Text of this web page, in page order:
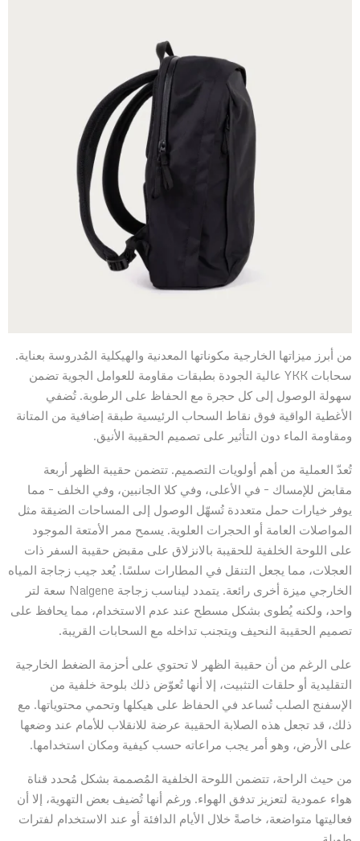
من أبرز ميزاتها الخارجية مكوناتها المعدنية والهيكلية المُدروسة بعناية.
سحابات YKK عالية الجودة بطبقات مقاومة للعوامل الجوية تضمن
سهولة الوصول إلى كل حجرة مع الحفاظ على الرطوبة. تُضفي
الأغطية الواقية فوق نقاط السحاب الرئيسية طبقة إضافية من المتانة
ومقاومة الماء دون التأثير على تصميم الحقيبة الأنيق.
تُعدّ العملية من أهم أولويات التصميم. تتضمن حقيبة الظهر أربعة
مقابض للإمساك – في الأعلى، وفي كلا الجانبين، وفي الخلف – مما
يوفر خيارات حمل متعددة تُسهّل الوصول إلى المساحات الضيقة مثل
المواصلات العامة أو الحجرات العلوية. يسمح ممر الأمتعة الموجود
على اللوحة الخلفية للحقيبة بالانزلاق على مقبض حقيبة السفر ذات
العجلات، مما يجعل التنقل في المطارات سلسًا. يُعد جيب زجاجة المياه
الخارجي ميزة أخرى رائعة. يتمدد ليناسب زجاجة Nalgene سعة لتر
واحد، ولكنه يُطوى بشكل مسطح عند عدم الاستخدام، مما يحافظ على
تصميم الحقيبة النحيف ويتجنب تداخله مع السحابات القريبة.
على الرغم من أن حقيبة الظهر لا تحتوي على أحزمة الضغط الخارجية
التقليدية أو حلقات التثبيت، إلا أنها تُعوّض ذلك بلوحة خلفية من
الإسفنج الصلب تُساعد في الحفاظ على هيكلها وتحمي محتوياتها. مع
ذلك، قد تجعل هذه الصلابة الحقيبة عرضة للانقلاب للأمام عند وضعها
على الأرض، وهو أمر يجب مراعاته حسب كيفية ومكان استخدامها.
من حيث الراحة، تتضمن اللوحة الخلفية المُصممة بشكل مُحدد قناة
هواء عمودية لتعزيز تدفق الهواء. ورغم أنها تُضيف بعض التهوية، إلا أن
فعاليتها متواضعة، خاصةً خلال الأيام الدافئة أو عند الاستخدام لفترات